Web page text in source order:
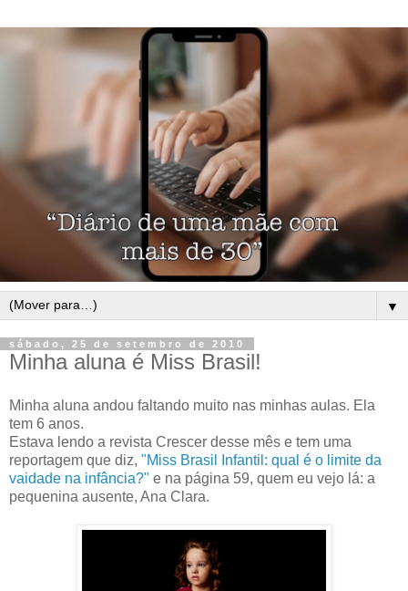
▼
sábado, 25 de setembro de 2010
Minha aluna é Miss Brasil!
Minha aluna andou faltando muito nas minhas aulas. Ela
tem 6 anos.
Estava lendo a revista Crescer desse mês e tem uma
reportagem que diz, "Miss Brasil Infantil: qual é o limite da
vaidade na infância?" e na página 59, quem eu vejo lá: a
pequenina ausente, Ana Clara.